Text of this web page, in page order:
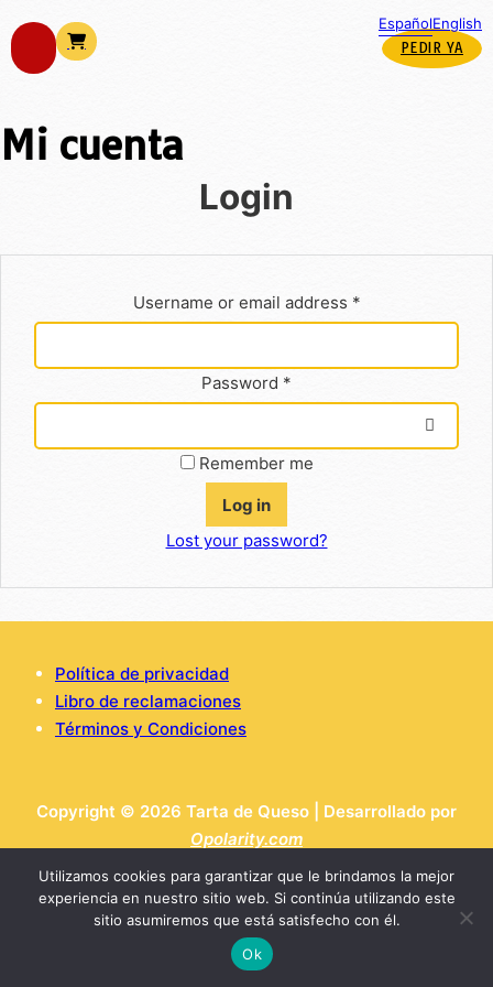
PEDIR YA
EspañolEnglish
Mi cuenta
Login
Username or email address *
Password *
Remember me
Log in
Lost your password?
Copyright © 2026 Tarta de Queso | Desarrollado por
Opolarity.com
Política de privacidad
Libro de reclamaciones
Términos y Condiciones
Utilizamos cookies para garantizar que le brindamos la mejor
experiencia en nuestro sitio web. Si continúa utilizando este
sitio asumiremos que está satisfecho con él.
Ok